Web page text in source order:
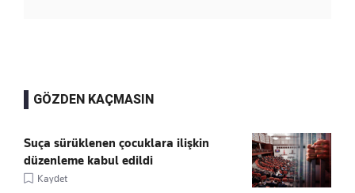
GÖZDEN KAÇMASIN
Suça sürüklenen çocuklara ilişkin
düzenleme kabul edildi
Kaydet